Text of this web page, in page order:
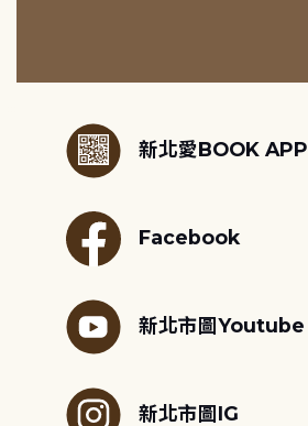
新北愛BOOK APP
Facebook
新北市圖Youtube
新北市圖IG